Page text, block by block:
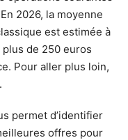
2026, la moyenne
est estimée à
de 250 euros
Pour aller plus loin,
.
permet d’identifier
offres pour